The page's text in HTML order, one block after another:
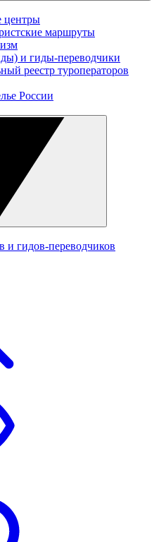
центры
маршруты
и гиды-переводчики
реестр туроператоров
России
и гидов-переводчиков